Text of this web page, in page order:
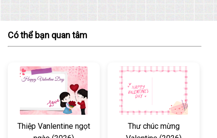
Có thể bạn quan tâm
Thiệp Vanlentine ngọt
Thư chúc mừng